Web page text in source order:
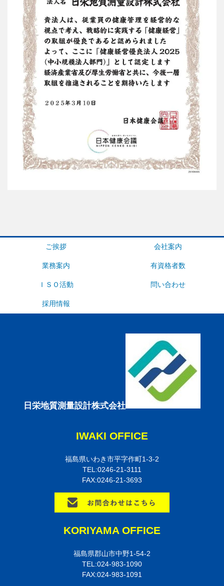
ご挨拶 会社案内
業務案内 有資格者数
ＩＳＯ活動 問い合わせ
採用情報
日栄地質測量設計株式会社
IWAKI OFFICE
福島県いわき市平字作町1-3-2
TEL:0246-21-3111
FAX:0246-21-3693
KORIYAMA OFFICE
福島県郡山市中野1-54-2
TEL:024-983-1090
FAX:024-983-1091